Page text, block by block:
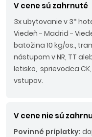
V cene sú zahrnuté
3x ubytovanie v 3*
Viedeň - Madrid -
batožina 10 kg/os.,
nástupom v NR, TT
letisko, sprievodca
vstupov.
V cene nie sú
Povinné príplatky: